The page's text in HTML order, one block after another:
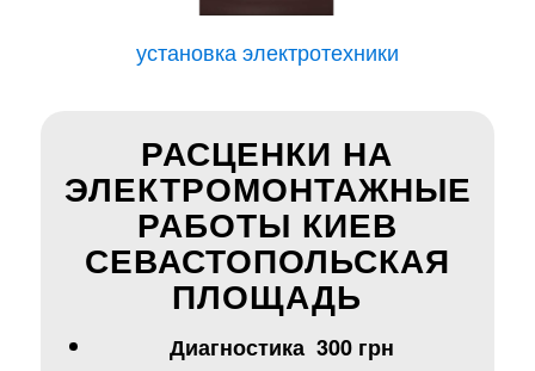
установка электротехники
РАСЦЕНКИ НА
ЭЛЕКТРОМОНТАЖНЫЕ
РАБОТЫ КИЕВ
СЕВАСТОПОЛЬСКАЯ
ПЛОЩАДЬ
Диагностика 300 грн